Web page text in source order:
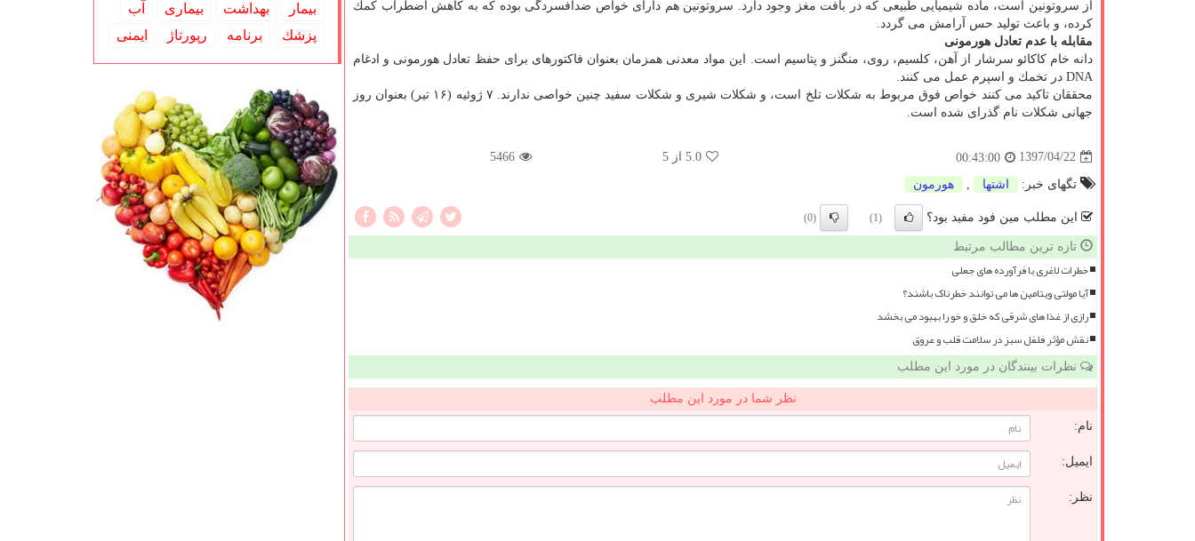
از سروتونین است، ماده شیمیایی طبیعی كه در بافت مغز وجود دارد. سروتونین هم دارای خواص ضدافسردگی بوده كه به كاهش اضطراب كمك
كرده، و باعث تولید حس آرامش می گردد.
مقابله با عدم تعادل هورمونی
دانه خام كاكائو سرشار از آهن، كلسیم، روی، منگنز و پتاسیم است. این مواد معدنی همزمان بعنوان فاكتورهای برای حفظ تعادل هورمونی و ادغام
DNA در تخمك و اسپرم عمل می كنند.
محققان تاكید می كنند خواص فوق مربوط به شكلات تلخ است، و شكلات شیری و شكلات سفید چنین خواصی ندارند. ۷ ژوئیه (۱۶ تیر) بعنوان روز
جهانی شكلات نام گذرای شده است.
1397/04/22
00:43:00
5.0 از 5 5466
تگهای خبر: اشتها هورمون
این مطلب مین فود مفید بود؟ (1)
(0)
تازه ترین مطالب مرتبط
خطرات لاغری با فرآورده های جعلی
آیا مولتی ویتامین ها می توانند خطرناک باشند؟
رازی از غذا های شرقی که خلق و خو را بهبود می بخشد
نقش مؤثر فلفل سبز در سلامت قلب و عروق
نظرات بینندگان در مورد این مطلب
نظر شما در مورد این مطلب
نام:
ایمیل:
نظر:
بیمار بهداشت بیماری
آب
پزشك
برنامه رپورتاژ ایمنی